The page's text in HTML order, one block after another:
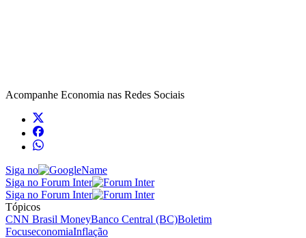
Acompanhe Economia nas Redes Sociais
Siga no
Siga no Forum Inter
Siga no Forum Inter
Tópicos
CNN Brasil MoneyBanco Central (BC)Boletim
FocuseconomiaInflação